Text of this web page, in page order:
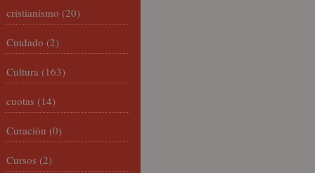
cristianismo (20)
Cuidado (2)
Cultura (163)
cuotas (14)
Curación (0)
Cursos (2)